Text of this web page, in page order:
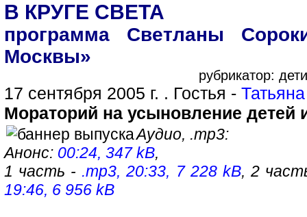
В КРУГЕ СВЕТА
программа Светланы
Москвы»
рубрикатор:
17 сентября 2005 г. . Гостья -
Мораторий на усыновление детей
Аудио, .mp3:
Анонс: 00:24, 347 kB,
1 часть - .mp3, 20:33, 7 228 kB, 2
19:46, 6 956 kB